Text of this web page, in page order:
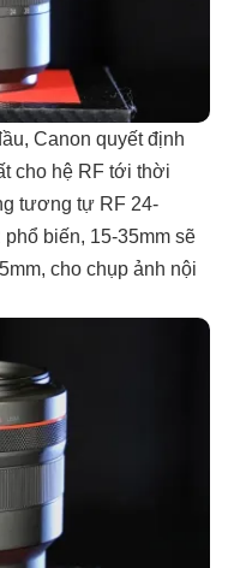
Canon quyết định
cho hệ RF tới thời
tương tự RF 24-
biến, 15-35mm sẽ
cho chụp ảnh nội